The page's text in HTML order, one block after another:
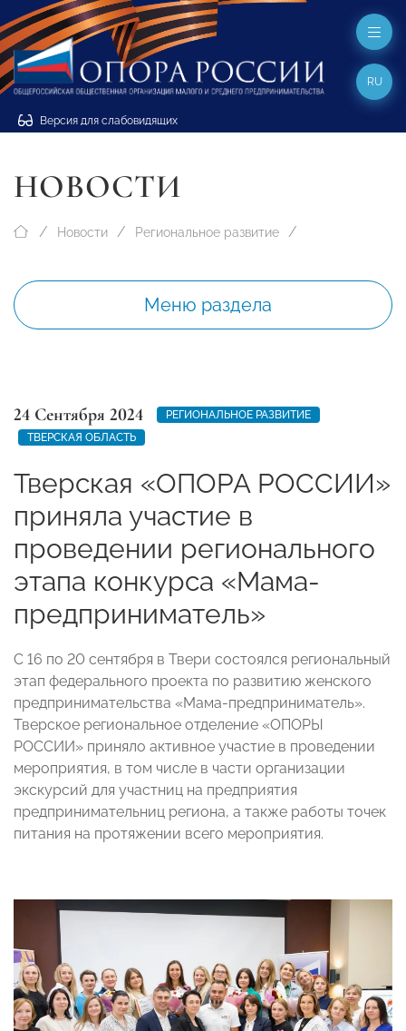
Версия для слабовидящих
RU
НОВОСТИ
Новости Региональное развитие
Меню раздела
24 Сентября 2024
РЕГИОНАЛЬНОЕ РАЗВИТИЕ
ТВЕРСКАЯ ОБЛАСТЬ
Тверская «ОПОРА РОССИИ»
приняла участие в
проведении регионального
этапа конкурса «Мама-
предприниматель»
С 16 по 20 сентября в Твери состоялся региональный
этап федерального проекта по развитию женского
предпринимательства «Мама-предприниматель».
Тверское региональное отделение «ОПОРЫ
РОССИИ» приняло активное участие в проведении
мероприятия, в том числе в части организации
экскурсий для участниц на предприятия
предпринимательниц региона, а также работы точек
питания на протяжении всего мероприятия.